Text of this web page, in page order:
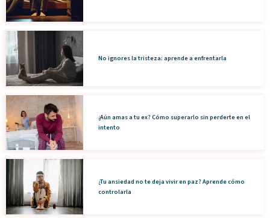
No ignores la tristeza: aprende a enfrentarla
¿Aún amas a tu ex? Cómo superarlo sin perderte en el
intento
¿Tu ansiedad no te deja vivir en paz? Aprende cómo
controlarla